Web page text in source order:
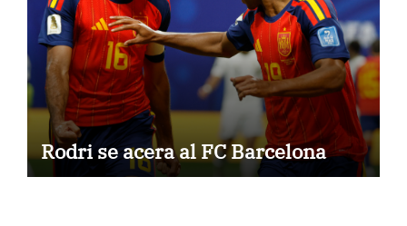
Rodri se acera al FC Barcelona